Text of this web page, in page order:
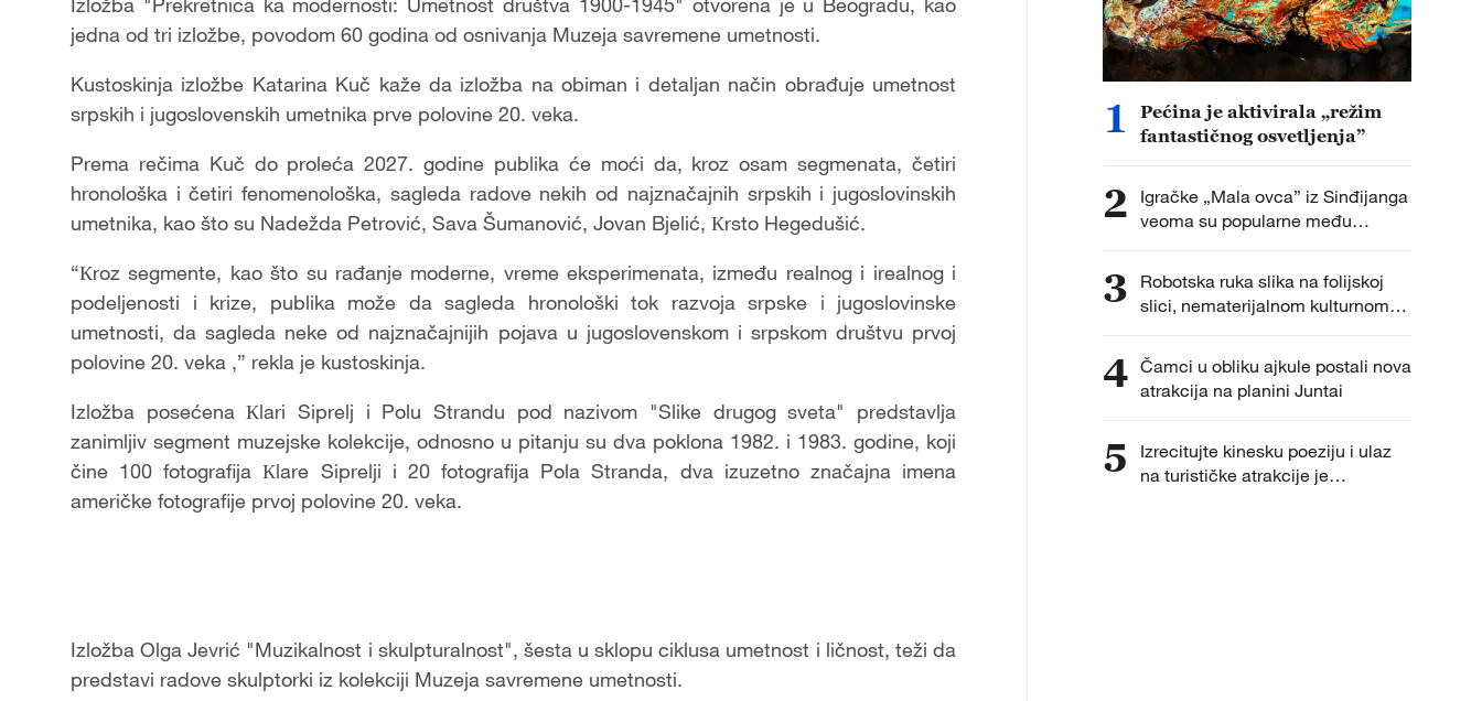
jedna od tri izložbe, povodom 60 godina od osnivanja Muzeja savremene umetnosti.
Kustoskinja izložbe Katarina Kuč kaže da izložba na obiman i detaljan način obrađuje umetnost
srpskih i jugoslovenskih umetnika prve polovine 20. veka.
Prema rečima Kuč do proleća 2027. godine publika će moći da, kroz osam segmenata, četiri
hronološka i četiri fenomenološka, sagleda radove nekih od najznačajnih srpskih i jugoslovinskih
umetnika, kao što su Nadežda Petrović, Sava Šumanović, Jovan Bjelić, Кrsto Hegedušić.
“Кroz segmente, kao što su rađanje moderne, vreme eksperimenata, između realnog i irealnog i
podeljenosti i krize, publika može da sagleda hronološki tok razvoja srpske i jugoslovinske
umetnosti, da sagleda neke od najznačajnijih pojava u jugoslovenskom i srpskom društvu prvoj
polovine 20. veka ,” rekla je kustoskinja.
Izložba posećena Кlari Siprelj i Polu Strandu pod nazivom "Slike drugog sveta" predstavlja
zanimljiv segment muzejske kolekcije, odnosno u pitanju su dva poklona 1982. i 1983. godine, koji
čine 100 fotografija Кlare Siprelji i 20 fotografija Pola Stranda, dva izuzetno značajna imena
američke fotografije prvoj polovine 20. veka.
Izložba Olga Jevrić "Muzikalnost i skulpturalnost", šesta u sklopu ciklusa umetnost i ličnost, teži da
predstavi radove skulptorki iz kolekciji Muzeja savremene umetnosti.
1
Pećina je aktivirala „režim
fantastičnog osvetljenja”
2
Igračke „Mala ovca” iz Sinđijanga
veoma su popularne među
turistima
3
Robotska ruka slika na folijskoj
slici, nematerijalnom kulturnom
nasleđu
4 Čamci u obliku ajkule postali nova
atrakcija na planini Juntai
5
Izrecitujte kinesku poeziju i ulaz
na turističke atrakcije je